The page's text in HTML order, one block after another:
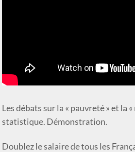
Les débats sur la « pauvreté » et la
statistique. Démonstration.
Doublez le salaire de tous les